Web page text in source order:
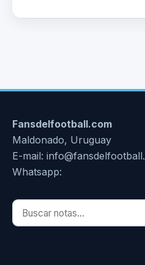
Fansdelfootball.com
Maldonado, Uruguay
E-mail:
Whatsapp:
Buscar notas